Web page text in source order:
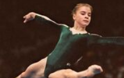
Українська
і вперше почула
доля Подкопаєвої,
"золото" Олімпіади
У фанатів донеччанки
покриття з надписом